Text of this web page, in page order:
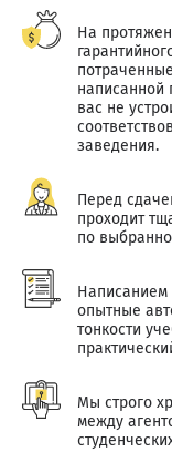
На
написанной
вас не
заведения.
Перед
проходит
по
Написанием
опытные
тонкости
Мы строго
между